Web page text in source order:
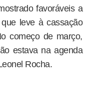
favoráveis a
leve à cassação
começo de março,
estava na agenda
Rocha.